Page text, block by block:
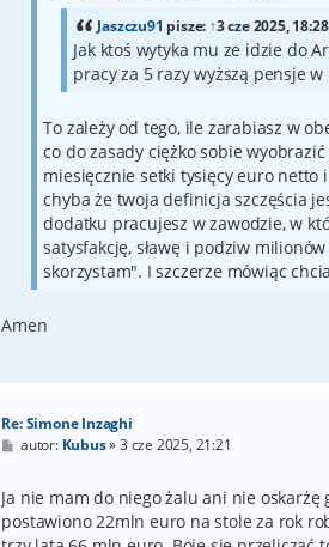
Jaszczu91 pisze: ↑3 cze 2025, 18:28
Jak ktoś wytyka mu ze idzie do
pracy za 5 razy wyższą pensje
To zależy od tego, ile zarabiasz w
co do zasady ciężko sobie
miesięcznie setki tysięcy euro netto
chyba że twoja definicja szczęścia
dodatku pracujesz w zawodzie, w
satysfakcję, sławę i podziw
skorzystam". I szczerze mówiąc
Amen
Re: Simone Inzaghi
Pautor: Kubus»3 cze 2025, 21:21
Ja nie mam do niego żalu ani nie
postawiono 22mln euro na stole za rok